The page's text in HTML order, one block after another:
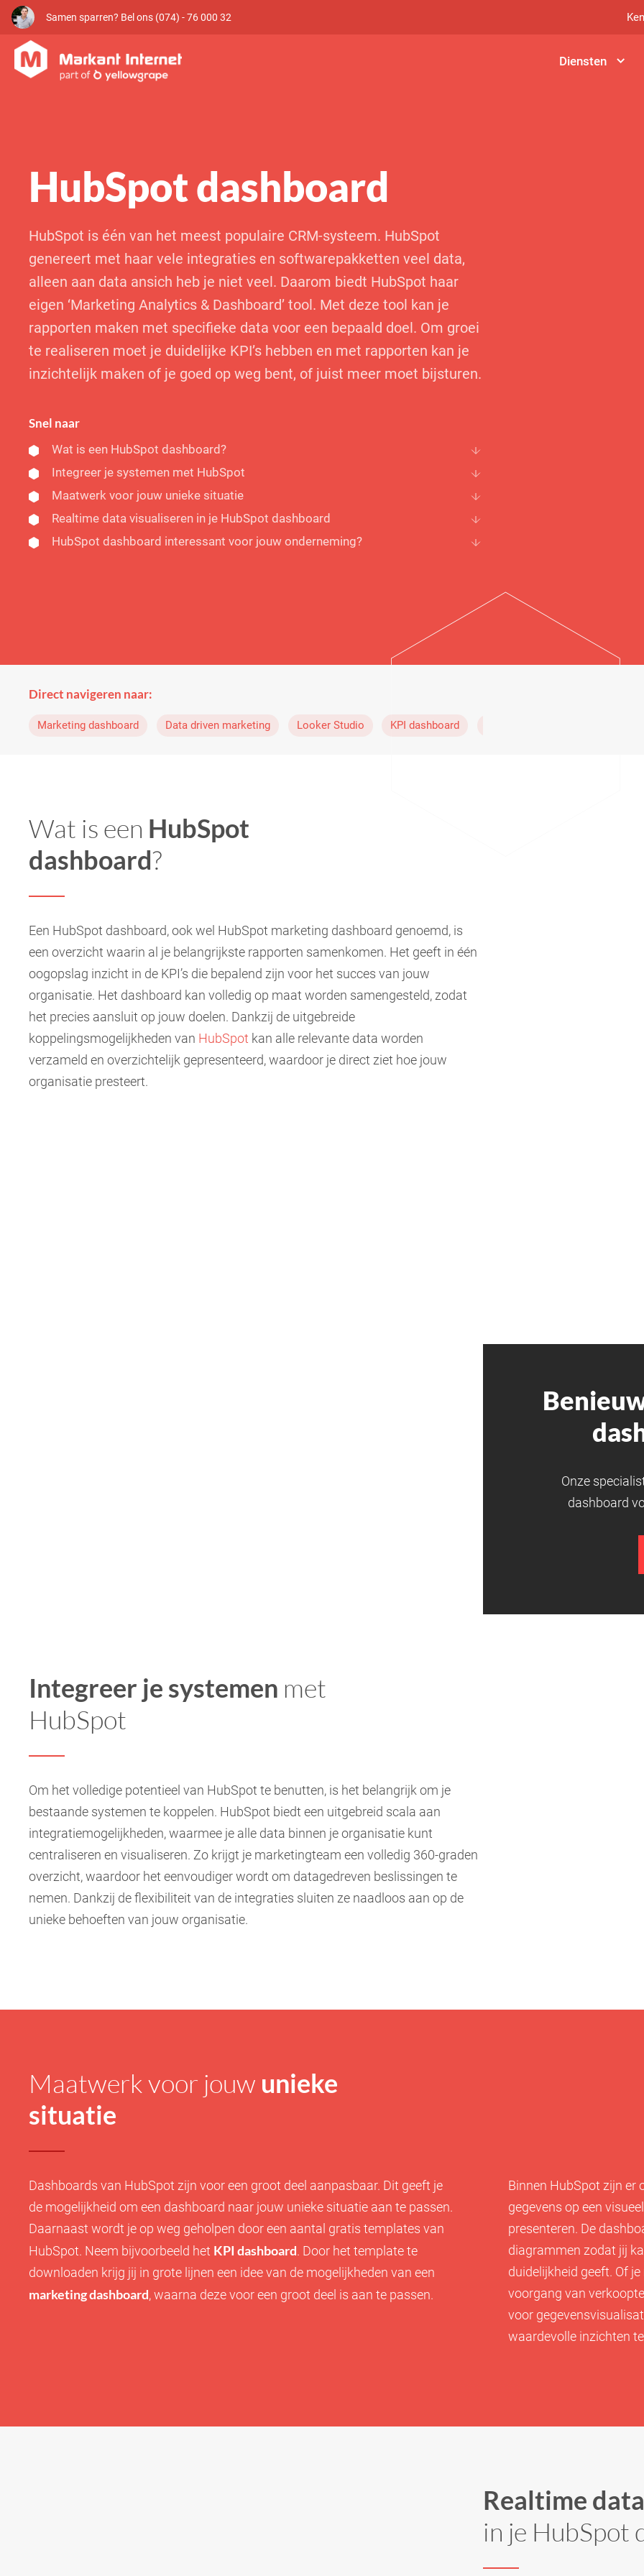
Samen sparren? Bel ons (074) - 76 000 32
Diensten
HubSpot dashboard
HubSpot is één van het meest populaire CRM-systeem. HubSpot
genereert met haar vele integraties en softwarepakketten veel data,
alleen aan data ansich heb je niet veel. Daarom biedt HubSpot haar
eigen ‘Marketing Analytics & Dashboard’ tool. Met deze tool kan je
rapporten maken met specifieke data voor een bepaald doel. Om groei
te realiseren moet je duidelijke KPI’s hebben en met rapporten kan je
inzichtelijk maken of je goed op weg bent, of juist meer moet bijsturen.
Snel naar
Wat is een HubSpot dashboard?
Integreer je systemen met HubSpot
Maatwerk voor jouw unieke situatie
Realtime data visualiseren in je HubSpot dashboard
HubSpot dashboard interessant voor jouw onderneming?
Direct navigeren naar:
Marketing dashboard Data driven marketing Looker Studio KPI dashboard
Wat is een HubSpot
dashboard?
Een HubSpot dashboard, ook wel HubSpot marketing dashboard genoemd, is
een overzicht waarin al je belangrijkste rapporten samenkomen. Het geeft in één
oogopslag inzicht in de KPI’s die bepalend zijn voor het succes van jouw
organisatie. Het dashboard kan volledig op maat worden samengesteld, zodat
het precies aansluit op jouw doelen. Dankzij de uitgebreide
koppelingsmogelijkheden van HubSpot kan alle relevante data worden
verzameld en overzichtelijk gepresenteerd, waardoor je direct ziet hoe jouw
organisatie presteert.
Onze
dashboard
Integreer je systemen met
HubSpot
Om het volledige potentieel van HubSpot te benutten, is het belangrijk om je
bestaande systemen te koppelen. HubSpot biedt een uitgebreid scala aan
integratiemogelijkheden, waarmee je alle data binnen je organisatie kunt
centraliseren en visualiseren. Zo krijgt je marketingteam een volledig 360-graden
overzicht, waardoor het eenvoudiger wordt om datagedreven beslissingen te
nemen. Dankzij de flexibiliteit van de integraties sluiten ze naadloos aan op de
unieke behoeften van jouw organisatie.
Maatwerk voor jouw unieke
situatie
Dashboards van HubSpot zijn voor een groot deel aanpasbaar. Dit geeft je
de mogelijkheid om een dashboard naar jouw unieke situatie aan te passen.
Daarnaast wordt je op weg geholpen door een aantal gratis templates van
HubSpot. Neem bijvoorbeeld het KPI dashboard. Door het template te
downloaden krijg jij in grote lijnen een idee van de mogelijkheden van een
marketing dashboard, waarna deze voor een groot deel is aan te passen.
Binnen HubSpot zijn er
gegevens op een
presenteren. De
diagrammen zodat jij
duidelijkheid geeft. Of
voorgang van
voor
waardevolle inzichten
Realtime
in je HubSpot